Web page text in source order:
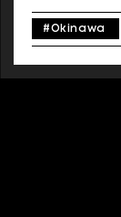
いものをいっぱ
ギャップがあっ
#Okinawa